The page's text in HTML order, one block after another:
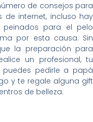
de consejos para
internet, incluso hay
peinados para el pelo
por esta causa. Sin
la preparación para
un profesional, tu
puedes pedirle a papá
y te regale alguna gift
de belleza.